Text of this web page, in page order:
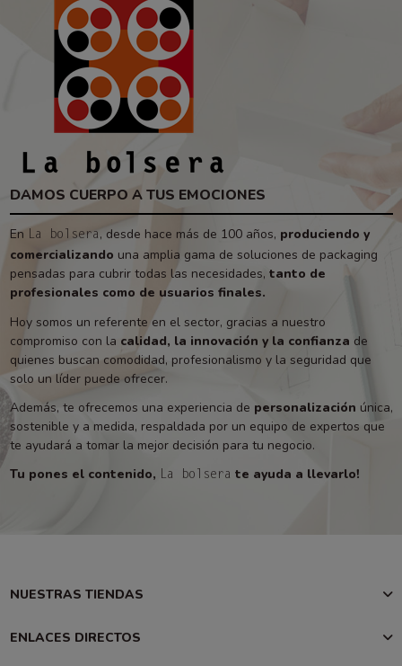
DAMOS CUERPO A TUS EMOCIONES
En La bolsera , desde hace más de 100 años, produciendo y
comercializando una amplia gama de soluciones de packaging
pensadas para cubrir todas las necesidades, tanto de
profesionales como de usuarios finales.
Hoy somos un referente en el sector, gracias a nuestro
compromiso con la calidad, la innovación y la confianza de
quienes buscan comodidad, profesionalismo y la seguridad que
solo un líder puede ofrecer.
Además, te ofrecemos una experiencia de personalización única,
sostenible y a medida, respaldada por un equipo de expertos que
te ayudará a tomar la mejor decisión para tu negocio.
Tu pones el contenido, La bolsera te ayuda a llevarlo!
NUESTRAS TIENDAS
ENLACES DIRECTOS